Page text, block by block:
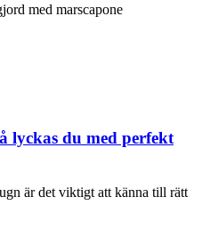
med marscapone
lyckas du med perfekt
är det viktigt att känna till rätt